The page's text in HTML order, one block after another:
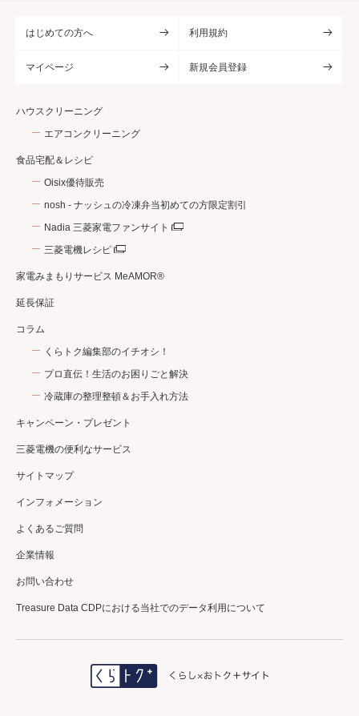
＼三菱電機公式／
エアコンクリーニング
はじめての方へ 利用規約
マイページ 新規会員登録
ハウスクリーニング
エアコンクリーニング
食品宅配＆レシピ
Oisix優待販売
nosh - ナッシュの冷凍弁当初めての方限定割引
Nadia 三菱家電ファンサイト
三菱電機レシピ
家電みまもりサービス MeAMOR®
延長保証
コラム
くらトク編集部のイチオシ！
プロ直伝！生活のお困りごと解決
冷蔵庫の整理整頓＆お手入れ方法
キャンペーン・プレゼント
三菱電機の便利なサービス
サイトマップ
インフォメーション
よくあるご質問
企業情報
お問い合わせ
Treasure Data CDPにおける当社でのデータ利用について